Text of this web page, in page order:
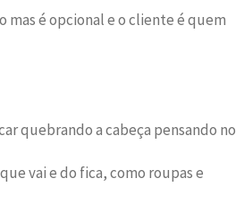
mas é opcional e o cliente é quem
quebrando a cabeça pensando no
vai e do fica, como roupas e